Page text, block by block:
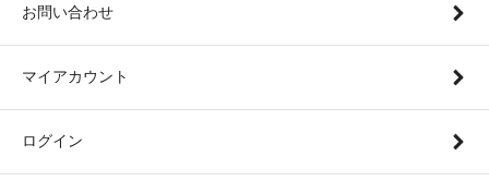
お問い合わせ
マイアカウント
ログイン